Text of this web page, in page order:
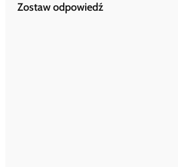
Zostaw odpowiedź